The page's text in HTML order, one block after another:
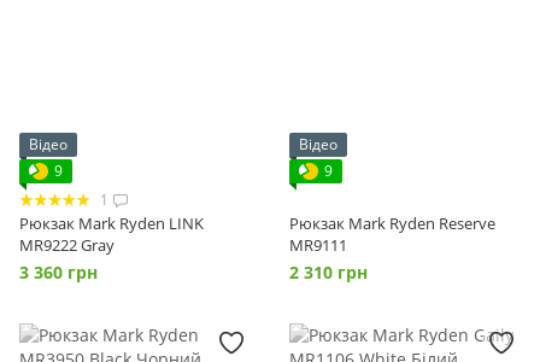
Відео
9
1
Рюкзак Mark Ryden LINK
MR9222 Gray
3 360 грн
Відео
9
Рюкзак Mark Ryden Reserve
MR9111
2 310 грн